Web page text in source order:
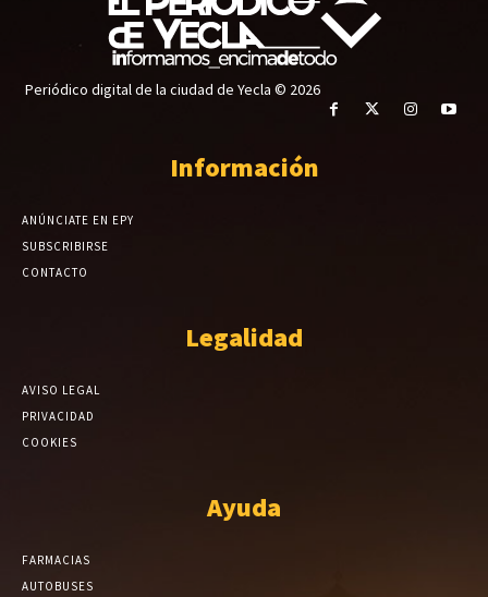
Periódico digital de la ciudad de Yecla © 2026
Información
ANÚNCIATE EN EPY
SUBSCRIBIRSE
CONTACTO
Legalidad
AVISO LEGAL
PRIVACIDAD
COOKIES
Ayuda
FARMACIAS
AUTOBUSES